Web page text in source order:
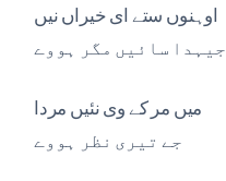
اوہنوں ستے ای خیراں نیں
جیہدا سائیں مگر ہووے
میں مر کے وی نئیں مردا
جے تیری نظر ہووے